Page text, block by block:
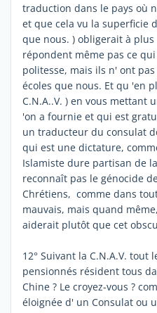
traduction dans le pays où
et que cela vu la superficie
que nous. ) obligerait à
répondent même pas ce
politesse, mais ils n' ont
écoles que nous. Et qu 'en
C.N.A..V. ) en vous mettant
'on a fournie et qui est
un traducteur du consulat
qui est une dictature,
Islamiste dure partisan de
reconnaît pas le génocide
Chrétiens, comme dans
mauvais, mais quand
aiderait plutôt que cet
12° Suivant la C.N.A.V. tout
pensionnés résident tous
Chine ? Le croyez-vous ?
éloignée d' un Consulat ou